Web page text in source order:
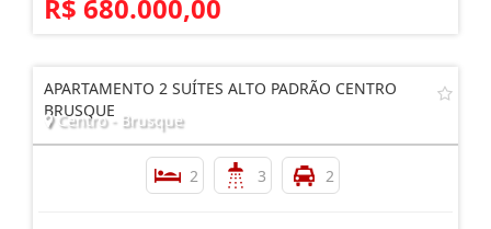
R$ 680.000,00
APARTAMENTO 2 SUÍTES ALTO PADRÃO CENTRO
BRUSQUE
Centro - Brusque
2 3 2